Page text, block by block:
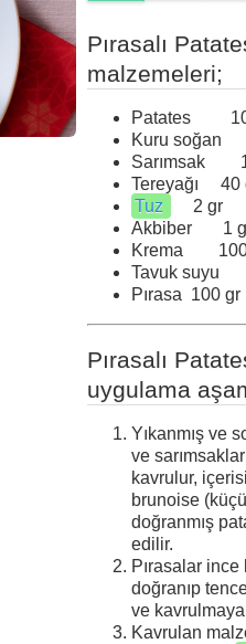
Pırasalı
malzemeleri;
Patates
Kuru soğan
Sarımsak
Tereyağı 40
Tuz
2 gr
Akbiber 1
Krema 100
Tavuk suyu
Pırasa 100 gr
Pırasalı
uygulama
Yıkanmış ve
ve
kavrulur,
brunoise
doğranmış
edilir.
Pırasalar
doğranıp
ve
Kavrulan